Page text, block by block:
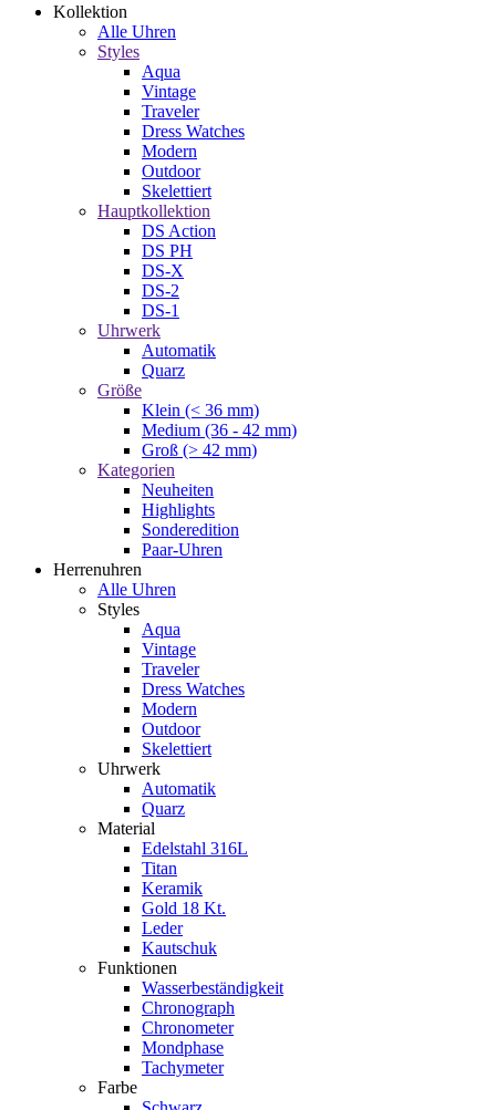
Kollektion
Alle Uhren
Styles
Aqua
Vintage
Traveler
Dress Watches
Modern
Outdoor
Skelettiert
Hauptkollektion
DS Action
DS PH
DS-X
DS-2
DS-1
Uhrwerk
Automatik
Quarz
Größe
Klein (< 36 mm)
Medium (36 - 42 mm)
Groß (> 42 mm)
Kategorien
Neuheiten
Highlights
Sonderedition
Paar-Uhren
Herrenuhren
Alle Uhren
Styles
Aqua
Vintage
Traveler
Dress Watches
Modern
Outdoor
Skelettiert
Uhrwerk
Automatik
Quarz
Material
Edelstahl 316L
Titan
Keramik
Gold 18 Kt.
Leder
Kautschuk
Funktionen
Wasserbeständigkeit
Chronograph
Chronometer
Mondphase
Tachymeter
Farbe